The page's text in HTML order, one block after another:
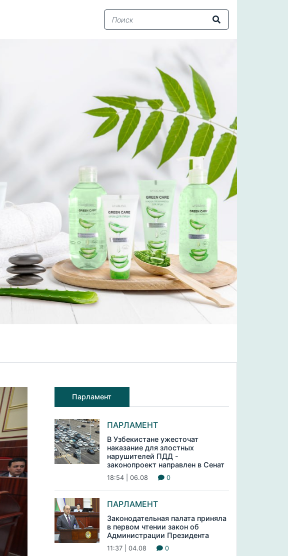
Парламент
ПАРЛАМЕНТ
В Узбекистане ужесточат
наказание для злостных
нарушителей ПДД -
законопроект направлен в Сенат
18:54 | 06.08 0
ПАРЛАМЕНТ
Законодательная палата приняла
в первом чтении закон об
Администрации Президента
11:37 | 04.08 0